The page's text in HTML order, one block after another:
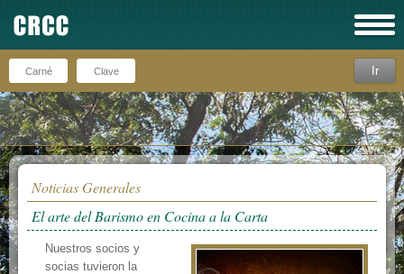
Recuérdeme
Ir
Noticias Generales
El arte del Barismo en Cocina a la Carta
Nuestros socios y
socias tuvieron la